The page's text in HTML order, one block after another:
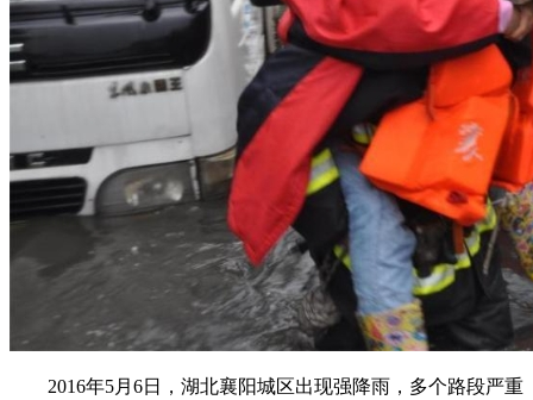
2016年5月6日，湖北襄阳城区出现强降雨，多个路段严重